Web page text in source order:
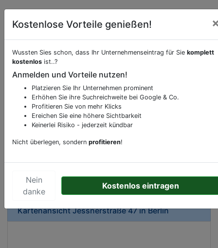
Beschreibung & Services von
Sie möchten eine Beschreibung, Dienstleistung
oder andere relevante Informationen hinzufügen?
Klicken Sie bittehierum uns zu kontaktieren.
Gerne erweitern wir Ihren Firmeneintrag um
Sonderangebote odere besondere Services, die
Ihren Wettbewerbern abheben.
KartenansichtJessnerstraße 47inBerlin
Kostenlose Vorteile genießen!
Wussten Sies schon, dass Ihr Unternehmenseintrag für Sie komplett
kostenlos ist..?
Anmelden und Vorteile nutzen!
Platzieren Sie Ihr Unternehmen prominent
Erhöhen Sie ihre Suchreichweite bei Google & Co.
Profitieren Sie von mehr Klicks
Ereichen Sie eine höhere Sichtbarkeit
Keinerlei Risiko - jederzeit kündbar
Nicht überlegen, sondern profitieren!
Nein
danke
Kostenlos eintragen